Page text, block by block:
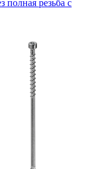
резьба с